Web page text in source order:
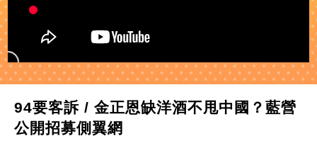
94要客訴 / 金正恩缺洋酒不甩中國？藍營
公開招募側翼網